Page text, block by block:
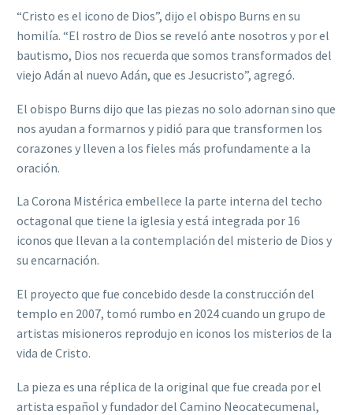
“Cristo es el icono de Dios”, dijo el obispo Burns en su
homilía. “El rostro de Dios se reveló ante nosotros y por el
bautismo, Dios nos recuerda que somos transformados del
viejo Adán al nuevo Adán, que es Jesucristo”, agregó.
El obispo Burns dijo que las piezas no solo adornan sino que
nos ayudan a formarnos y pidió para que transformen los
corazones y lleven a los fieles más profundamente a la
oración.
La Corona Mistérica embellece la parte interna del techo
octagonal que tiene la iglesia y está integrada por 16
iconos que llevan a la contemplación del misterio de Dios y
su encarnación.
El proyecto que fue concebido desde la construcción del
templo en 2007, tomó rumbo en 2024 cuando un grupo de
artistas misioneros reprodujo en iconos los misterios de la
vida de Cristo.
La pieza es una réplica de la original que fue creada por el
artista español y fundador del Camino Neocatecumenal,